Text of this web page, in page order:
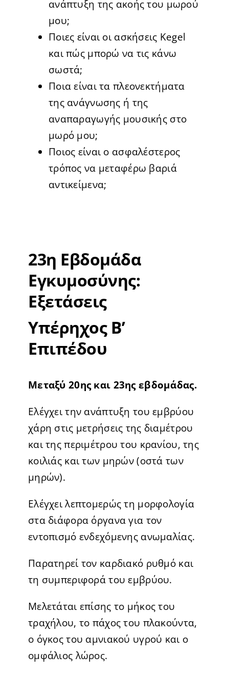
ανάπτυξη της ακοής του μωρού
μου;
Ποιες είναι οι ασκήσεις Kegel
και πώς μπορώ να τις κάνω
σωστά;
Ποια είναι τα πλεονεκτήματα
της ανάγνωσης ή της
αναπαραγωγής μουσικής στο
μωρό μου;
Ποιος είναι ο ασφαλέστερος
τρόπος να μεταφέρω βαριά
αντικείμενα;
23η Εβδομάδα
Εγκυμοσύνης:
Εξετάσεις
Υπέρηχος Β’
Επιπέδου
Μεταξύ 20ης και 23ης εβδομάδας.
Ελέγχει την ανάπτυξη του εμβρύου
χάρη στις μετρήσεις της διαμέτρου
και της περιμέτρου του κρανίου, της
κοιλιάς και των μηρών (οστά των
μηρών).
Ελέγχει λεπτομερώς τη μορφολογία
στα διάφορα όργανα για τον
εντοπισμό ενδεχόμενης ανωμαλίας.
Παρατηρεί τον καρδιακό ρυθμό και
τη συμπεριφορά του εμβρύου.
Μελετάται επίσης το μήκος του
τραχήλου, το πάχος του πλακούντα,
ο όγκος του αμνιακού υγρού και ο
ομφάλιος λώρος.